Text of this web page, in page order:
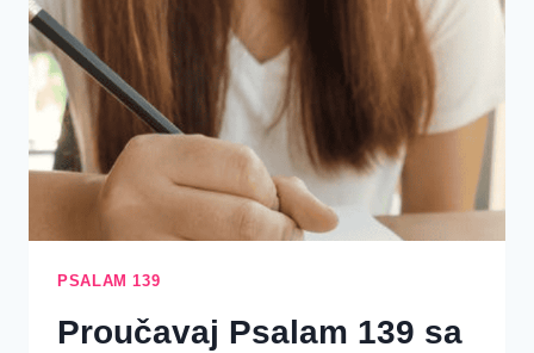
PSALAM 139
Proučavaj Psalam 139 sa